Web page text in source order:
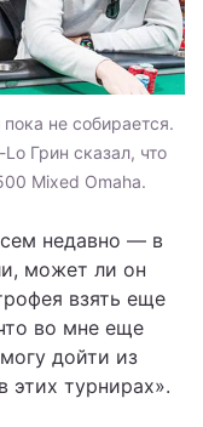
не собирается.
Грин сказал, что
Mixed Omaha.
недавно — в
может ли он
взять еще
во мне еще
дойти из
этих турнирах».